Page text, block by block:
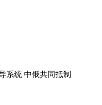
紧张
统 中俄共同抵制